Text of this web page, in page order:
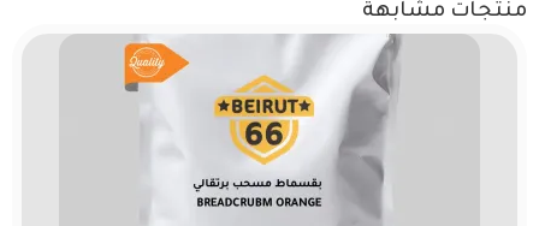
منتجات مشابهة